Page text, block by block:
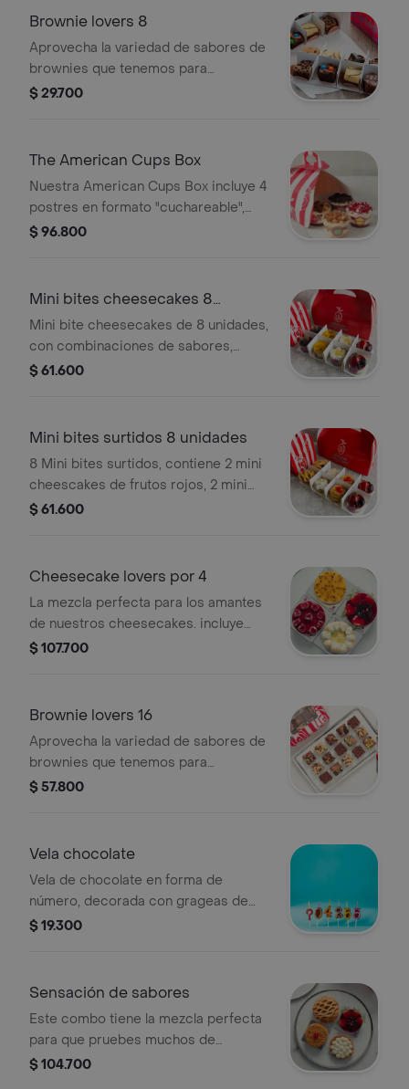
negra. sabores a disponibilidad de
Brownie lovers 8
Aprovecha la variedad de sabores de
brownies que tenemos para
tí.contiene 8 mini brownies surtidos.
$ 29.700
The American Cups Box
Nuestra American Cups Box incluye 4
postres en formato "cuchareable",
armados con capas perfectas de
nuestras combinaciones favoritas:
Oreo? y Chocorramo?.
$ 96.800
Mini bites cheesecakes 8
unidades
Mini bite cheesecakes de 8 unidades,
con combinaciones de sabores,
cheesecake de chocolate, frutos
$ 61.600
Mini bites surtidos 8 unidades
8 Mini bites surtidos, contiene 2 mini
cheescakes de frutos rojos, 2 mini
tartaletas de arequipe, 2 mini pie de
$ 61.600
Cheesecake lovers por 4
La mezcla perfecta para los amantes
de nuestros cheesecakes. incluye
cheesecake de frutos rojos,
todos los gustos!
$ 107.700
Brownie lovers 16
Aprovecha la variedad de sabores de
brownies que tenemos para
tí.contiene 16 mini brownies surtidos.
$ 57.800
Vela chocolate
Vela de chocolate en forma de
número, decorada con grageas de
colores. Ideal para celebraciones.
$ 19.300
Sensación de sabores
Este combo tiene la mezcla perfecta
para que pruebes muchos de
nuestros más pedidos: cheesecake
$ 104.700